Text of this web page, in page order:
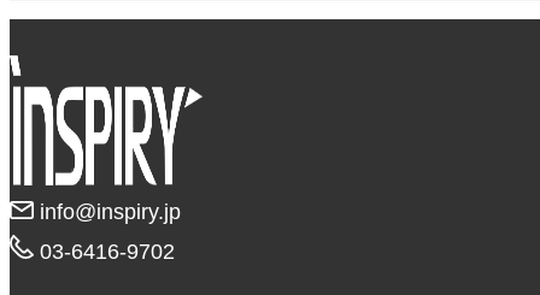
info@inspiry.jp
03-6416-9702​